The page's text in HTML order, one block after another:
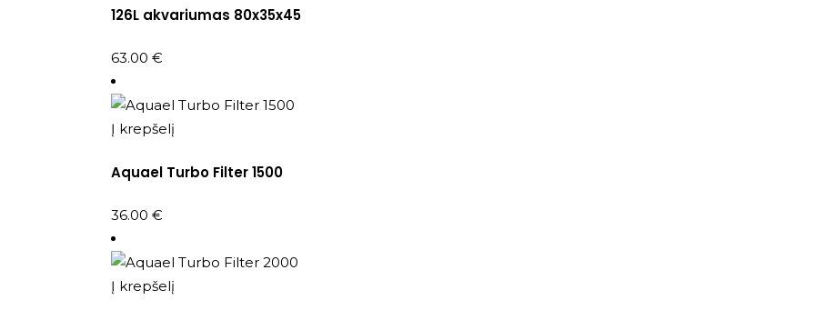
126L akvariumas 80x35x45
63.00 €
Į krepšelį
Aquael Turbo Filter 1500
36.00 €
Į krepšelį